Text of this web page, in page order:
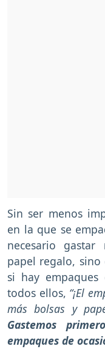
Sin ser menos
en la que se
necesario
papel regalo,
si hay
todos ellos, “¡El
más bolsas y
Gastemos
empaques de